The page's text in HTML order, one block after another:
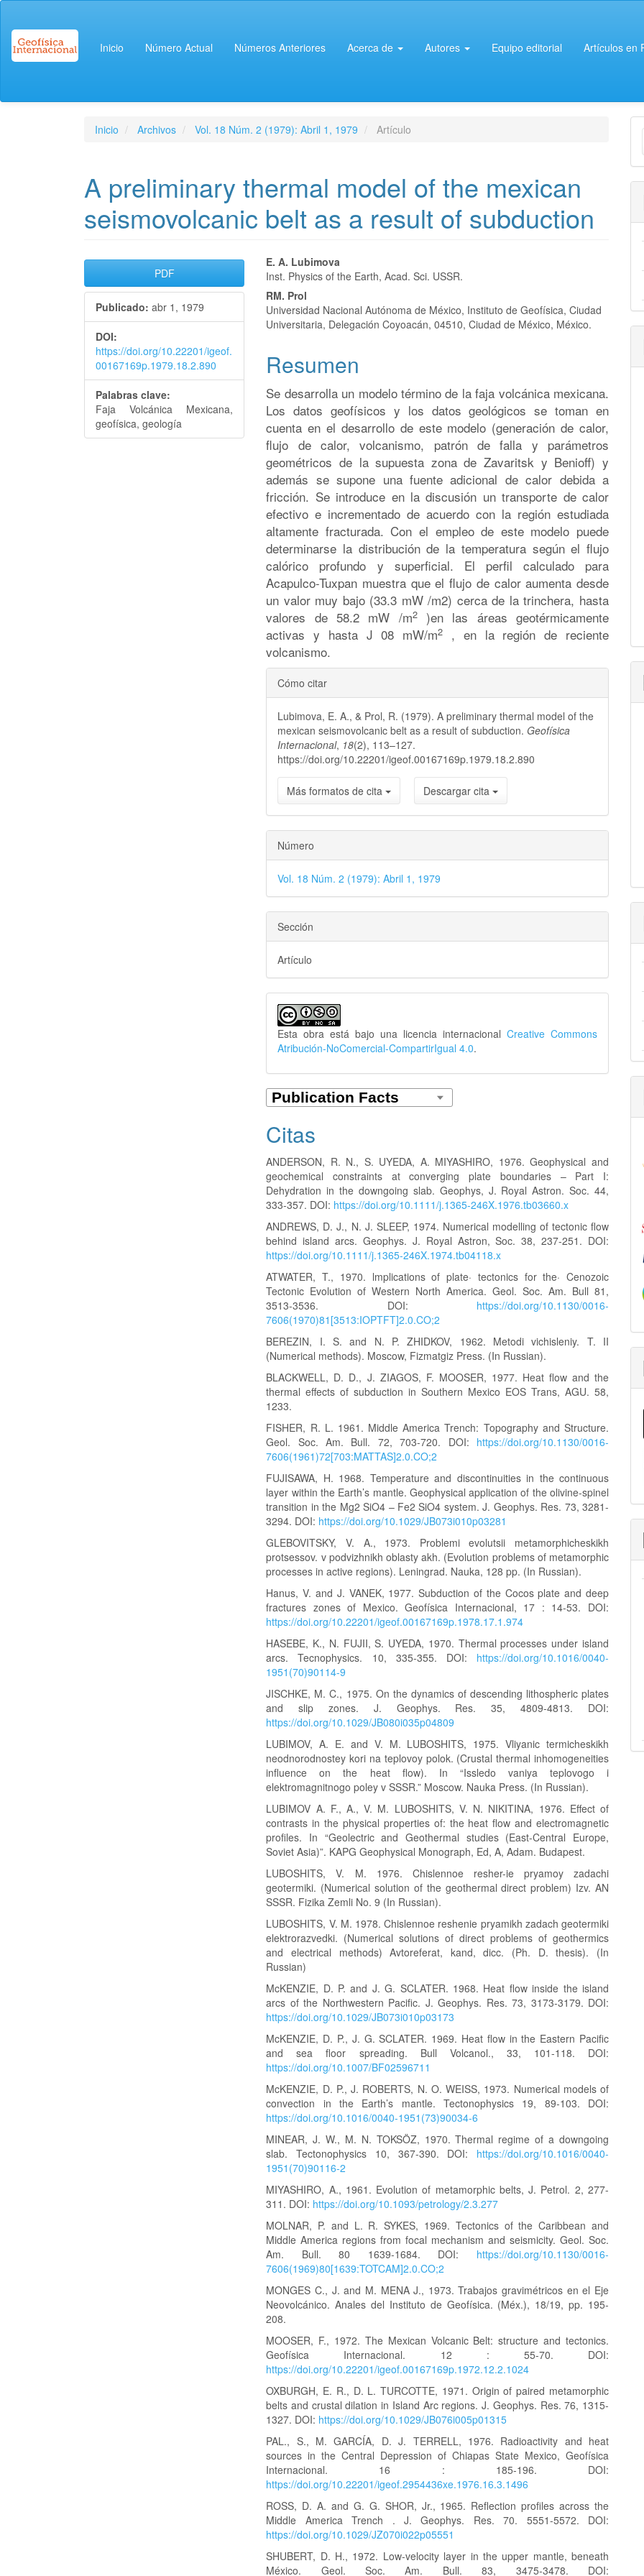
Contenido
principal
Barra
Inicio Número Actual Números Anteriores Acerca de Autores Equipo editorial Artículos en
Inicio Archivos Vol. 18 Núm. 2 (1979): Abril 1, 1979 Artículo
A preliminary thermal model of the mexican
seismovolcanic belt as a result of subduction
Barra
lateral
del
artículo
PDF
Publicado: abr 1, 1979
DOI:
https://doi.org/10.22201/igeof.
00167169p.1979.18.2.890
Palabras clave:
Faja Volcánica Mexicana,
geofísica, geología
Contenido
principal
del
E. A. Lubimova
Inst. Physics of the Earth, Acad. Sci. USSR.
RM. Prol
Universidad Nacional Autónoma de México, Instituto de Geofísica, Ciudad
Universitaria, Delegación Coyoacán, 04510, Ciudad de México, México.
Resumen
Se desarrolla un modelo término de la faja volcánica mexicana.
Los datos geofísicos y los datos geológicos se toman en
cuenta en el desarrollo de este modelo (generación de calor,
flujo de calor, volcanismo, patrón de falla y parámetros
geométricos de la supuesta zona de Zavaritsk y Benioff) y
además se supone una fuente adicional de calor debida a
fricción. Se introduce en la discusión un transporte de calor
efectivo e incrementado de acuerdo con la región estudiada
altamente fracturada. Con el empleo de este modelo puede
determinarse la distribución de la temperatura según el flujo
calórico profundo y superficial. El perfil calculado para
Acapulco-Tuxpan muestra que el flujo de calor aumenta desde
un valor muy bajo (33.3 mW /m2) cerca de la trinchera, hasta
valores de 58.2 mW /m2)en las áreas geotérmicamente
activas y hasta J 08 mW/m2
, en la región de reciente
volcanismo.
Detalles
del
artículo
Cómo citar
Lubimova, E. A., & Prol, R. (1979). A preliminary thermal model of the
mexican seismovolcanic belt as a result of subduction. Geofísica
Internacional, 18(2), 113–127.
https://doi.org/10.22201/igeof.00167169p.1979.18.2.890
Más formatos de cita Descargar cita
Número
Vol. 18 Núm. 2 (1979): Abril 1, 1979
Sección
Artículo
Esta obra está bajo una licencia internacionalCreative Commons
Atribución-NoComercial-CompartirIgual 4.0.
Citas
ANDERSON, R. N., S. UYEDA, A. MIYASHIRO, 1976. Geophysical and
geochemical constraints at converging plate boundaries – Part I:
Dehydration in the downgoing slab. Geophys, J. Royal Astron. Soc. 44,
333-357. DOI: https://doi.org/10.1111/j.1365-246X.1976.tb03660.x
ANDREWS, D. J., N. J. SLEEP, 1974. Numerical modelling of tectonic flow
behind island arcs. Geophys. J. Royal Astron, Soc. 38, 237-251. DOI:
https://doi.org/10.1111/j.1365-246X.1974.tb04118.x
ATWATER, T., 1970. lmplications of plate· tectonics for the· Cenozoic
Tectonic Evolution of Western North America. Geol. Soc. Am. Bull 81,
3513-3536. DOI: https://doi.org/10.1130/0016-
7606(1970)81[3513:IOPTFT]2.0.CO;2
BEREZIN, I. S. and N. P. ZHIDKOV, 1962. Metodi vichisleniy. T. II
(Numerical methods). Moscow, Fizmatgiz Press. (In Russian).
BLACKWELL, D. D., J. ZIAGOS, F. MOOSER, 1977. Heat flow and the
thermal effects of subduction in Southern Mexico EOS Trans, AGU. 58,
1233.
FISHER, R. L. 1961. Middle America Trench: Topography and Structure.
Geol. Soc. Am. Bull. 72, 703-720. DOI: https://doi.org/10.1130/0016-
7606(1961)72[703:MATTAS]2.0.CO;2
FUJISAWA, H. 1968. Temperature and discontinuities in the continuous
layer within the Earth’s mantle. Geophysical application of the olivine-spinel
transition in the Mg2 SiO4 – Fe2 SiO4 system. J. Geophys. Res. 73, 3281-
3294. DOI: https://doi.org/10.1029/JB073i010p03281
GLEBOVITSKY, V. A., 1973. Problemi evolutsii metamorphicheskikh
protsessov. v podvizhnikh oblasty akh. (Evolution problems of metamorphic
processes in active regions). Leningrad. Nauka, 128 pp. (In Russian).
Hanus, V. and J. VANEK, 1977. Subduction of the Cocos plate and deep
fractures zones of Mexico. Geofísica Internacional, 17 : 14-53. DOI:
https://doi.org/10.22201/igeof.00167169p.1978.17.1.974
HASEBE, K., N. FUJII, S. UYEDA, 1970. Thermal processes under island
arcs. Tecnophysics. 10, 335-355. DOI: https://doi.org/10.1016/0040-
1951(70)90114-9
JISCHKE, M. C., 1975. On the dynamics of descending lithospheric plates
and slip zones. J. Geophys. Res. 35, 4809-4813. DOI:
https://doi.org/10.1029/JB080i035p04809
LUBIMOV, A. E. and V. M. LUBOSHITS, 1975. Vliyanic termicheskikh
neodnorodnostey kori na teplovoy polok. (Crustal thermal inhomogeneities
influence on the heat flow). In “Issledo vaniya teplovogo i
elektromagnitnogo poley v SSSR.” Moscow. Nauka Press. (In Russian).
LUBIMOV A. F., A., V. M. LUBOSHITS, V. N. NIKITINA, 1976. Effect of
contrasts in the physical properties of: the heat flow and electromagnetic
profiles. In “Geolectric and Geothermal studies (East-Central Europe,
Soviet Asia)”. KAPG Geophysical Monograph, Ed, A, Adam. Budapest.
LUBOSHITS, V. M. 1976. Chislennoe resher-ie pryamoy zadachi
geotermiki. (Numerical solution of the geothermal direct problem) Izv. AN
SSSR. Fizika Zemli No. 9 (In Russian).
LUBOSHITS, V. M. 1978. Chislennoe reshenie pryamikh zadach geotermiki
elektrorazvedki. (Numerical solutions of direct problems of geothermics
and electrical methods) Avtoreferat, kand, dicc. (Ph. D. thesis). (In
Russian)
McKENZIE, D. P. and J. G. SCLATER. 1968. Heat flow inside the island
arcs of the Northwestern Pacific. J. Geophys. Res. 73, 3173-3179. DOI:
https://doi.org/10.1029/JB073i010p03173
McKENZIE, D. P., J. G. SCLATER. 1969. Heat flow in the Eastern Pacific
and sea floor spreading. Bull Volcanol., 33, 101-118. DOI:
https://doi.org/10.1007/BF02596711
McKENZIE, D. P., J. ROBERTS, N. O. WEISS, 1973. Numerical models of
convection in the Earth’s mantle. Tectonophysics 19, 89-103. DOI:
https://doi.org/10.1016/0040-1951(73)90034-6
MINEAR, J. W., M. N. TOKSÖZ, 1970. Thermal regime of a downgoing
slab. Tectonophysics 10, 367-390. DOI: https://doi.org/10.1016/0040-
1951(70)90116-2
MIYASHIRO, A., 1961. Evolution of metamorphic belts, J. Petrol. 2, 277-
311. DOI: https://doi.org/10.1093/petrology/2.3.277
MOLNAR, P. and L. R. SYKES, 1969. Tectonics of the Caribbean and
Middle America regions from focal mechanism and seismicity. Geol. Soc.
Am. Bull. 80 1639-1684. DOI: https://doi.org/10.1130/0016-
7606(1969)80[1639:TOTCAM]2.0.CO;2
MONGES C., J. and M. MENA J., 1973. Trabajos gravimétricos en el Eje
Neovolcánico. Anales del Instituto de Geofísica. (Méx.), 18/19, pp. 195-
208.
MOOSER, F., 1972. The Mexican Volcanic Belt: structure and tectonics.
Geofísica Internacional. 12 : 55-70. DOI:
https://doi.org/10.22201/igeof.00167169p.1972.12.2.1024
OXBURGH, E. R., D. L. TURCOTTE, 1971. Origin of paired metamorphic
belts and crustal dilation in Island Arc regions. J. Geophys. Res. 76, 1315-
1327. DOI: https://doi.org/10.1029/JB076i005p01315
PAL., S., M. GARCÍA, D. J. TERRELL, 1976. Radioactivity and heat
sources in the Central Depression of Chiapas State Mexico, Geofísica
Internacional. 16 : 185-196. DOI:
https://doi.org/10.22201/igeof.2954436xe.1976.16.3.1496
ROSS, D. A. and G. G. SHOR, Jr., 1965. Reflection profiles across the
Middle America Trench . J. Geophys. Res. 70. 5551-5572. DOI:
https://doi.org/10.1029/JZ070i022p05551
SHUBERT, D. H., 1972. Low-velocity layer in the upper mantle, beneath
México. Geol. Soc. Am. Bull. 83, 3475-3478. DOI: